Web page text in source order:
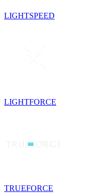
LIGHTSPEED
LIGHTFORCE
TRUEFORCE